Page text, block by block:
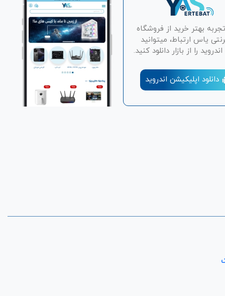
بهتر خرید از فروشگاه
یاس ارتباط، میتوانید
را از بازار دانلود کنید.
دانلود اپلیکیشن اندروید